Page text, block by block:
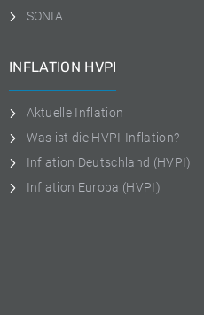
SONIA
INFLATION HVPI
Aktuelle Inflation
Was ist die HVPI-Inflation?
Inflation Deutschland (HVPI)
Inflation Europa (HVPI)